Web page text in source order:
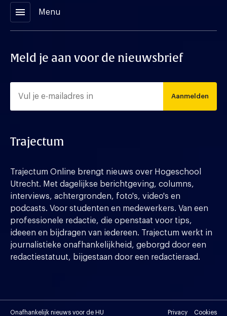
menu Menu
Meld je aan voor de nieuwsbrief
Aanmelden
Trajectum
Trajectum Online brengt nieuws over Hogeschool
Utrecht. Met dagelijkse berichtgeving, columns,
interviews, achtergronden, foto's, video's en
podcasts. Voor studenten en medewerkers. Van een
professionele redactie, die openstaat voor tips,
ideeen en bijdragen van iedereen. Trajectum werkt in
journalistieke onafhankelijkheid, geborgd door een
redactiestatuut, bijgestaan door een redactieraad.
Onafhankelijk nieuws voor de HU Privacy Cookies